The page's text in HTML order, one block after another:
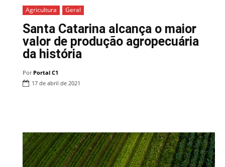
Agricultura
Geral
Santa Catarina alcança o maior
valor de produção agropecuária
da história
Por Portal C1
17 de abril de 2021